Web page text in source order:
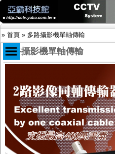
» 首頁 » 多路攝影機單軸傳輸
限時促銷特惠專案
IP網路攝影機及錄放影機
AHD DVR數位錄放影機
AHD半球型(適用屋內)
AHD中小型紅外線攝影機(適用騎
AHD防護罩型攝影機(適用屋外，
距離遠）
多路攝影機單軸傳輸